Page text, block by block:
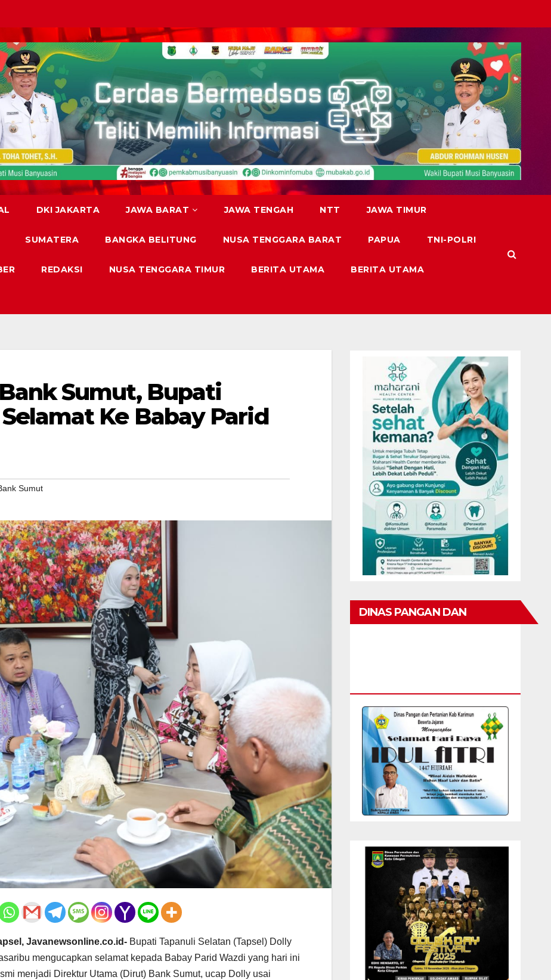
DKI JAKARTA JAWA BARAT JAWA TENGAH NTT JAWA TIMUR
SUMATERA BANGKA BELITUNG NUSA TENGGARA BARAT PAPUA TNI-POLRI
REDAKSI NUSA TENGGARA TIMUR BERITA UTAMA BERITA UTAMA
Sumut, Bupati
Ke Babay Parid
Sumut
Javanewsonline.co.id- Bupati Tapanuli Selatan (Tapsel) Dolly
mengucapkan selamat kepada Babay Parid Wazdi yang hari ini
menjadi Direktur Utama (Dirut) Bank Sumut, ucap Dolly usai
DINAS PANGAN DAN